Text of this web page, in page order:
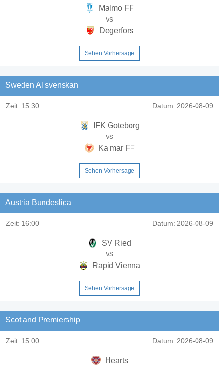
Malmo FF
vs
Degerfors
Sehen Vorhersage
Sweden Allsvenskan
Zeit: 15:30 Datum: 2026-08-09
IFK Goteborg
vs
Kalmar FF
Sehen Vorhersage
Austria Bundesliga
Zeit: 16:00 Datum: 2026-08-09
SV Ried
vs
Rapid Vienna
Sehen Vorhersage
Scotland Premiership
Zeit: 15:00 Datum: 2026-08-09
Hearts